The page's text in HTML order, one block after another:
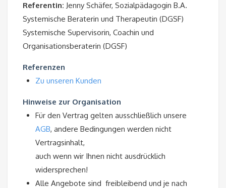
Referentin: Jenny Schäfer, Sozialpädagogin B.A.
Systemische Beraterin und Therapeutin (DGSF)
Systemische Supervisorin, Coachin und
Organisationsberaterin (DGSF)
Referenzen
Zu unseren Kunden
Hinweise zur Organisation
Für den Vertrag gelten ausschließlich unsere
AGB, andere Bedingungen werden nicht
Vertragsinhalt,
auch wenn wir Ihnen nicht ausdrücklich
widersprechen!
Alle Angebote sind freibleibend und je nach